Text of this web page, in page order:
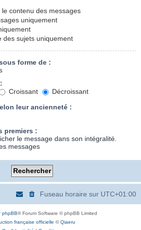
contenu des messages
uniquement
des sujets uniquement
forme de :
Croissant
Décroissant
leur ancienneté :
premiers :
le message dans son intégralité.
messages
Fuseau horaire sur UTC+01:00
phpBB® Forum Software © phpBB Limited
française officielle ©Qiaeru